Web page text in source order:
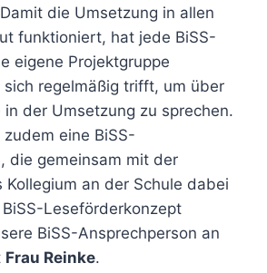
die Umsetzung in allen
funktioniert, hat jede BiSS-
eigene Projektgruppe
regelmäßig trifft, um über
der Umsetzung zu sprechen.
eine BiSS-
die gemeinsam mit der
Kollegium an der Schule dabei
Leseförderkonzept
BiSS-Ansprechperson an
Frau Reinke.